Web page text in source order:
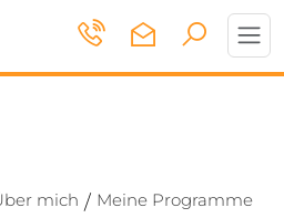
mich / Meine Programme